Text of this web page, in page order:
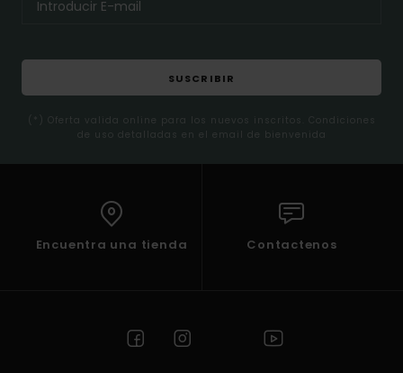
SUSCRIBIR
(*) Oferta valida online para los nuevos inscritos. Condiciones
de uso detalladas en el email de bienvenida
Encuentra una tienda Contactenos